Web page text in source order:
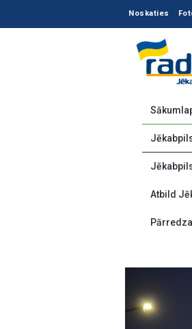
Noskaties
Atbild